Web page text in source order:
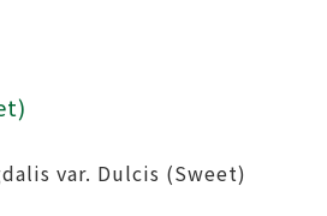
var. Dulcis (Sweet)